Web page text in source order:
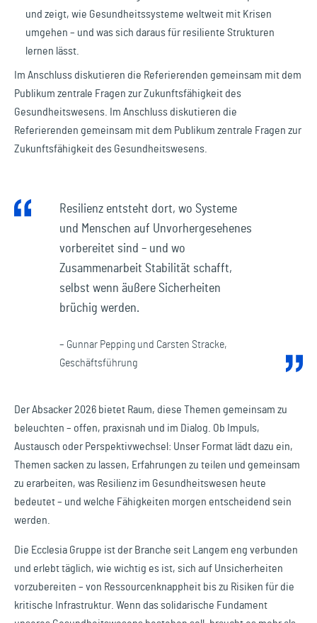
und zeigt, wie Gesundheitssysteme weltweit mit Krisen
umgehen – und was sich daraus für resiliente Strukturen
lernen lässt.
Im Anschluss diskutieren die Referierenden gemeinsam mit dem
Publikum zentrale Fragen zur Zukunftsfähigkeit des
Gesundheitswesens. Im Anschluss diskutieren die
Referierenden gemeinsam mit dem Publikum zentrale Fragen zur
Zukunftsfähigkeit des Gesundheitswesens.
Resilienz entsteht dort, wo Systeme
und Menschen auf Unvorhergesehenes
vorbereitet sind – und wo
Zusammenarbeit Stabilität schafft,
selbst wenn äußere Sicherheiten
brüchig werden.
– Gunnar Pepping und Carsten Stracke,
Geschäftsführung
Der Absacker 2026 bietet Raum, diese Themen gemeinsam zu
beleuchten – offen, praxisnah und im Dialog. Ob Impuls,
Austausch oder Perspektivwechsel: Unser Format lädt dazu ein,
Themen sacken zu lassen, Erfahrungen zu teilen und gemeinsam
zu erarbeiten, was Resilienz im Gesundheitswesen heute
bedeutet – und welche Fähigkeiten morgen entscheidend sein
werden.
Die Ecclesia Gruppe ist der Branche seit Langem eng verbunden
und erlebt täglich, wie wichtig es ist, sich auf Unsicherheiten
vorzubereiten – von Ressourcenknappheit bis zu Risiken für die
kritische Infrastruktur. Wenn das solidarische Fundament